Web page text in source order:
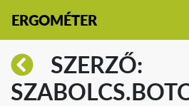
ERGOMÉTER
SZERZŐ: